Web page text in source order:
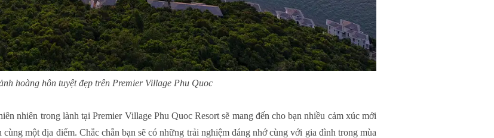
hoàng hôn tuyệt đẹp trên Premier Village Phu Quoc
nhiên trong lành tại Premier Village Phu Quoc Resort sẽ mang đến cho bạn nhiều cảm xúc mới
một địa điểm. Chắc chắn bạn sẽ có những trải nghiệm đáng nhớ cùng với gia đình trong mùa